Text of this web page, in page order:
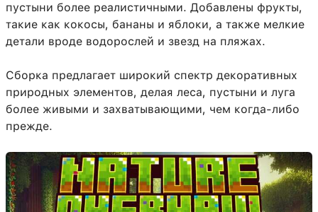
пустыни более реалистичными. Добавлены фрукты,
такие как кокосы, бананы и яблоки, а также мелкие
детали вроде водорослей и звезд на пляжах.
Сборка предлагает широкий спектр декоративных
природных элементов, делая леса, пустыни и луга
более живыми и захватывающими, чем когда-либо
прежде.